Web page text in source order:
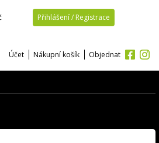
Přihlášení / Registrace
Účet Nákupní košík Objednat